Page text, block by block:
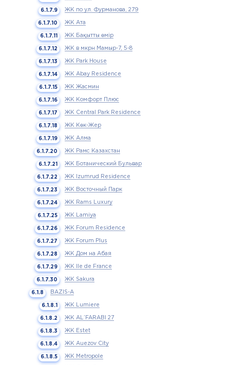
ЖК по ул. Фурманова, 279
ЖК Ата
ЖК Бақытты өмір
ЖК в мкрн Мамыр-7, 5-8
ЖК Park House
ЖК Abay Residence
ЖК Жасмин
ЖК Комфорт Плюс
ЖК Central Park Residence
ЖК Көк-Жер
ЖК Алма
ЖК Рамс Казахстан
ЖК Ботанический Бульвар
ЖК Izumrud Residence
ЖК Восточный Парк
ЖК Rams Luxury
ЖК Lamiya
ЖК Forum Residence
ЖК Forum Plus
ЖК Дом на Абая
ЖК Ile de France
ЖК Sakura
BAZIS-А
ЖК Lumiere
ЖК AL’FARABI 27
ЖК Estet
ЖК Auezov City
ЖК Metropole